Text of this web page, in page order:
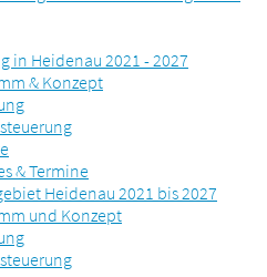
in Heidenau 2021 - 2027
& Konzept
& Termine
Heidenau 2021 bis 2027
und Konzept